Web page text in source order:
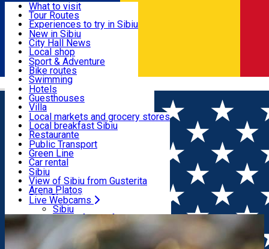
Română
Useful info
Activities & Adventure
Accommodation
Food, Drinks & Nightlife
Transport & Parking
Live Webcams
What to visit
Tour Routes
Experiences to try in Sibiu
Podcast
Culture
Museums
Churches
Parks, Zoo
County of Sibiu
New in Sibiu
City Hall News
Local shop
Sibiu artisans
Sibiul Verde
Public services
Education
How do I get to Sibiu
Tourist Info
Tour Guides
Guided tours
Publicații locale
Beauty salons
Sport & Adventure
Bike routes
Swimming
Riding
Indoor activities
Loc de joacă indoor
Loc de joacă outdoor
Ski
Ice skating
Yoga
Hotels
Guesthouses
Villa
Hostels
Motel
Camping
Renting rooms
Rooms for rent
Accommodation outside Sibiu
Local markets and grocery stores
Local breakfast Sibiu
Restaurante
Pizza
Fast Food
Coffee
Sweets
Pub, Bar
Night clubs
Bakeries
Public Transport
Green Line
Car rental
Rent a bike
Scooter rentals
Taxi
Ride Sharing
Parking tickets
Parking places
Electric vehicle charging points
Sibiu
View of Sibiu from Gusterita
Arena Platoș
Live Webcams
Sibiu
View of Sibiu from Gusterita
Arena Platoș
Home Confectionary